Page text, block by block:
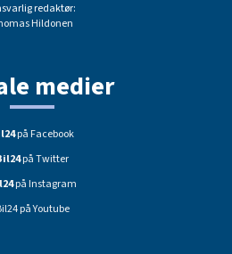
redaktør:
Hildonen
medier
på Facebook
på Twitter
på Instagram
på Youtube